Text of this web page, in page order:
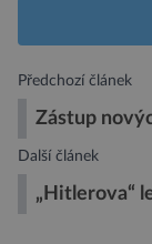
Předchozí článek
Zástup
Další článek
„Hitlerova“